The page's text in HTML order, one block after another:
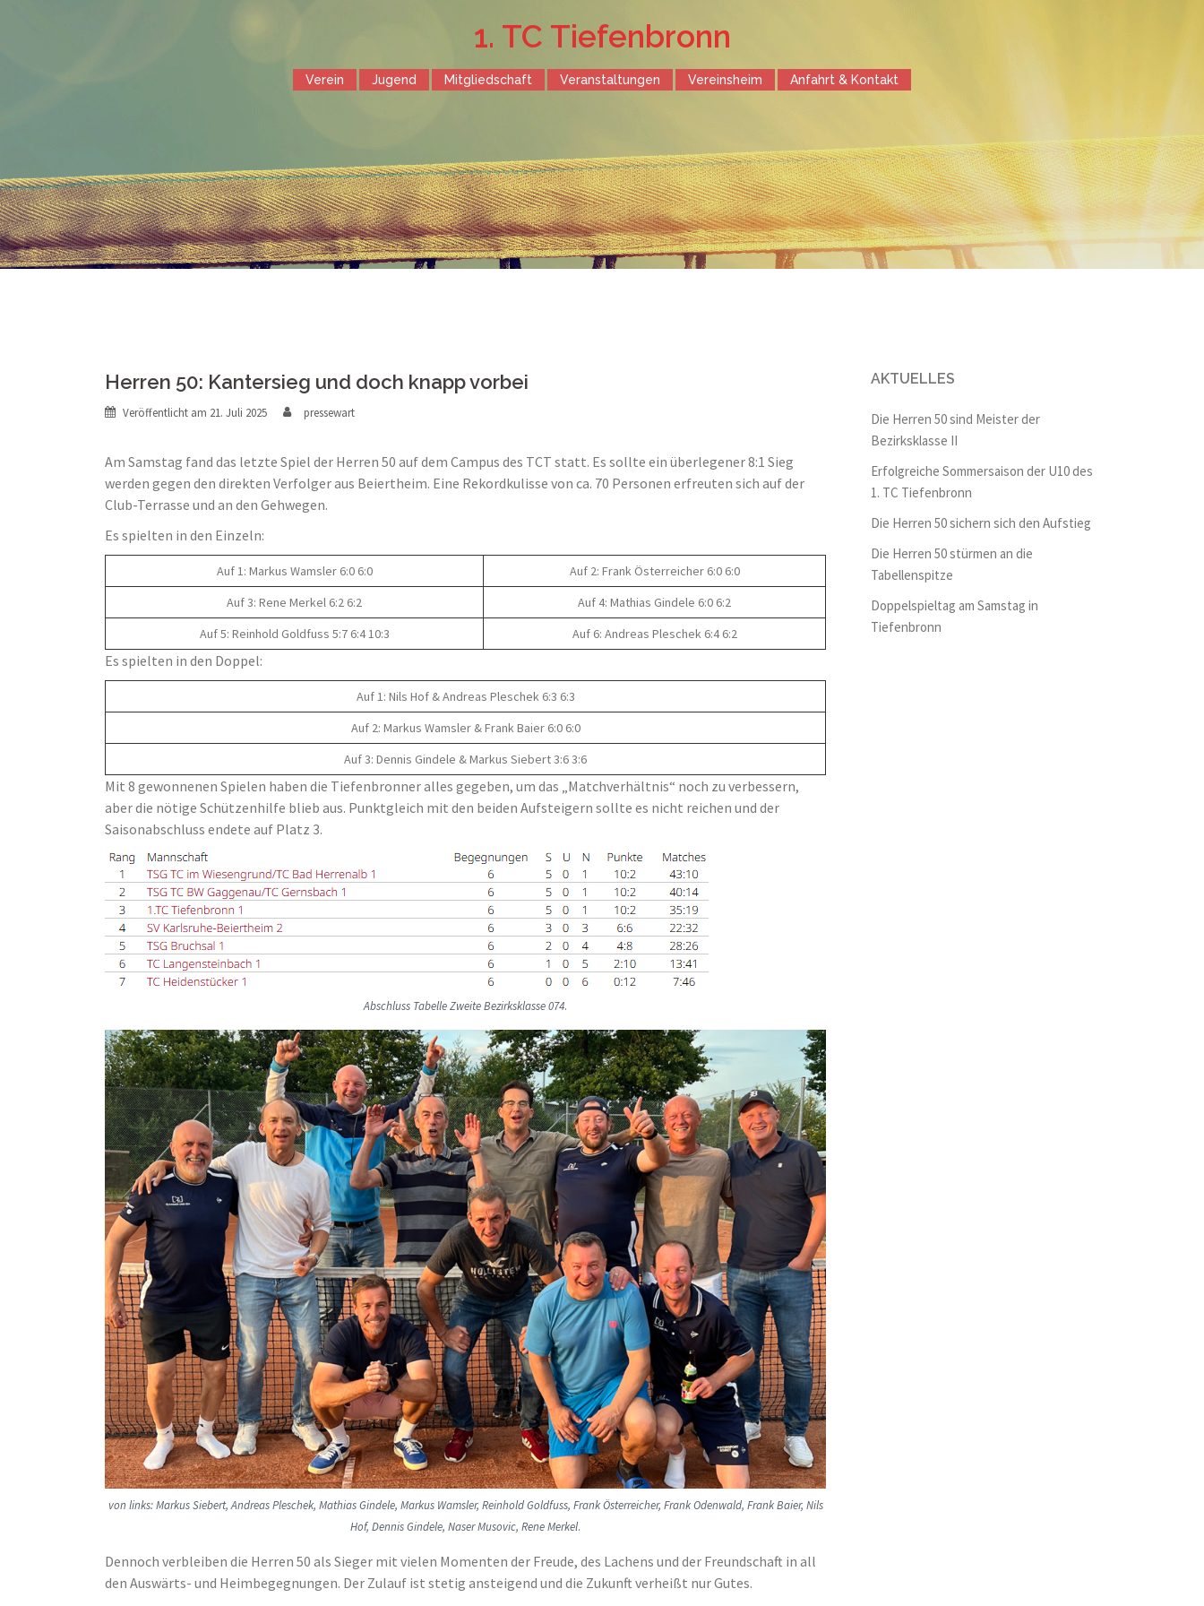
1. TC Tiefenbronn
Verein Jugend Mitgliedschaft Veranstaltungen Vereinsheim Anfahrt & Kontakt
Herren 50: Kantersieg und doch knapp vorbei
Veröffentlicht am 21. Juli 2025 pressewart
Am Samstag fand das letzte Spiel der Herren 50 auf dem Campus des TCT statt. Es sollte ein überlegener 8:1 Sieg
werden gegen den direkten Verfolger aus Beiertheim. Eine Rekordkulisse von ca. 70 Personen erfreuten sich auf der
Club-Terrasse und an den Gehwegen.
Es spielten in den Einzeln:
Auf 1: Markus Wamsler 6:0 6:0
Auf 2: Frank Österreicher 6:0 6:0
Auf 3: Rene Merkel 6:2 6:2
Auf 4: Mathias Gindele 6:0 6:2
Auf 5: Reinhold Goldfuss 5:7 6:4 10:3
Auf 6: Andreas Pleschek 6:4 6:2
Es spielten in den Doppel:
Auf 1: Nils Hof & Andreas Pleschek 6:3 6:3
Auf 2: Markus Wamsler & Frank Baier 6:0 6:0
Auf 3: Dennis Gindele & Markus Siebert 3:6 3:6
Mit 8 gewonnenen Spielen haben die Tiefenbronner alles gegeben, um das „Matchverhältnis“ noch zu verbessern,
aber die nötige Schützenhilfe blieb aus. Punktgleich mit den beiden Aufsteigern sollte es nicht reichen und der
Saisonabschluss endete auf Platz 3.
Abschluss Tabelle Zweite Bezirksklasse 074.
von links: Markus Siebert, Andreas Pleschek, Mathias Gindele, Markus Wamsler, Reinhold Goldfuss, Frank Österreicher, Frank Odenwald, Frank Baier, Nils
Hof, Dennis Gindele, Naser Musovic, Rene Merkel.
Dennoch verbleiben die Herren 50 als Sieger mit vielen Momenten der Freude, des Lachens und der Freundschaft in all
den Auswärts- und Heimbegegnungen. Der Zulauf ist stetig ansteigend und die Zukunft verheißt nur Gutes.
AKTUELLES
Die Herren 50 sind Meister der
Bezirksklasse II
Erfolgreiche Sommersaison der U10 des
1. TC Tiefenbronn
Die Herren 50 sichern sich den Aufstieg
Die Herren 50 stürmen an die
Tabellenspitze
Doppelspieltag am Samstag in
Tiefenbronn